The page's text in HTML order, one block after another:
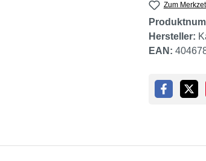
Zum
Hersteller:
EAN: